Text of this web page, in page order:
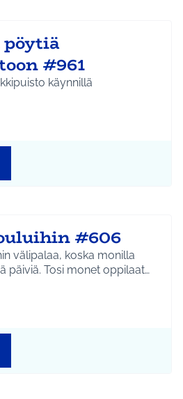
#961
käynnillä
Riihikallio
#606
välipalaa, koska monilla
päiviä. Tosi monet oppilaat…
Koko Tuusula